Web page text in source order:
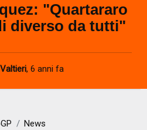
"Quartararo
diverso da tutti"
, 6 anni fa
News